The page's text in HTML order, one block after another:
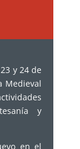
y 24 de
Medieval
y
en el